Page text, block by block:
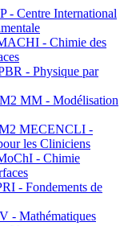
- Centre International
- Chimie des
- Physique par
MM - Modélisation
MECENCLI -
les Cliniciens
- Chimie
- Fondements de
- Mathématiques